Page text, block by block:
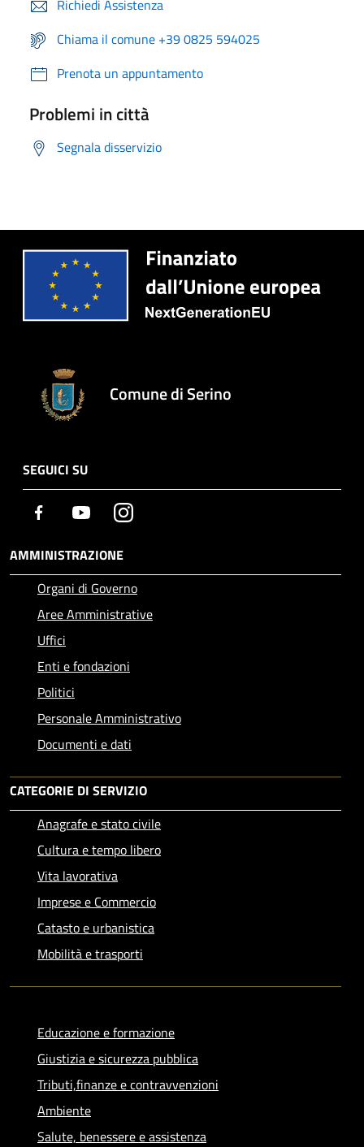
Richiedi Assistenza
Chiama il comune +39 0825 594025
Prenota un appuntamento
Problemi in città
Segnala disservizio
Comune di Serino
SEGUICI SU
Facebook YoutubeInstagram
AMMINISTRAZIONE
Organi di Governo
Aree Amministrative
Uffici
Enti e fondazioni
Politici
Personale Amministrativo
Documenti e dati
CATEGORIE DI SERVIZIO
Anagrafe e stato civile
Cultura e tempo libero
Vita lavorativa
Imprese e Commercio
Catasto e urbanistica
Mobilità e trasporti
Educazione e formazione
Giustizia e sicurezza pubblica
Tributi,finanze e contravvenzioni
Ambiente
Salute, benessere e assistenza